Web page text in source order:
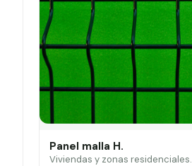
Panel malla H.
Viviendas y zonas residenciales.